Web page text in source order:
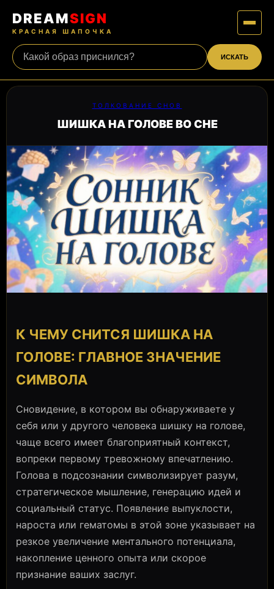
DREAMSIGN
КРАСНАЯ ШАПОЧКА
ИСКАТЬ
ТОЛКОВАНИЕ СНОВ
ШИШКА НА ГОЛОВЕ ВО СНЕ
К ЧЕМУ СНИТСЯ ШИШКА НА
ГОЛОВЕ: ГЛАВНОЕ ЗНАЧЕНИЕ
СИМВОЛА
Сновидение, в котором вы обнаруживаете у
себя или у другого человека шишку на голове,
чаще всего имеет благоприятный контекст,
вопреки первому тревожному впечатлению.
Голова в подсознании символизирует разум,
стратегическое мышление, генерацию идей и
социальный статус. Появление выпуклости,
нароста или гематомы в этой зоне указывает на
резкое увеличение ментального потенциала,
накопление ценного опыта или скорое
признание ваших заслуг.